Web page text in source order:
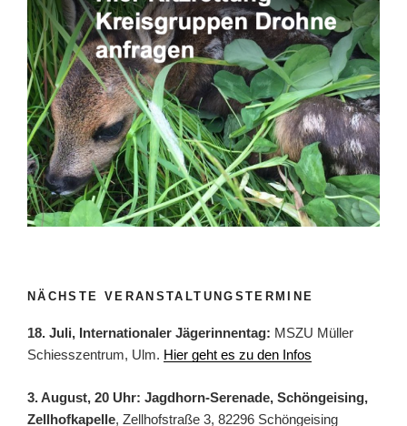
NÄCHSTE VERANSTALTUNGSTERMINE
18. Juli, Internationaler Jägerinnentag: MSZU Müller
Schiesszentrum, Ulm. Hier geht es zu den Infos
3. August, 20 Uhr: Jagdhorn-Serenade, Schöngeising,
Zellhofkapelle, Zellhofstraße 3, 82296 Schöngeising